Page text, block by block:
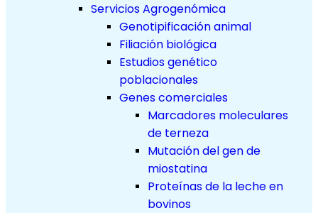
Servicios Agrogenómica
Genotipificación animal
Filiación biológica
Estudios genético
poblacionales
Genes comerciales
Marcadores moleculares
de terneza
Mutación del gen de
miostatina
Proteínas de la leche en
bovinos